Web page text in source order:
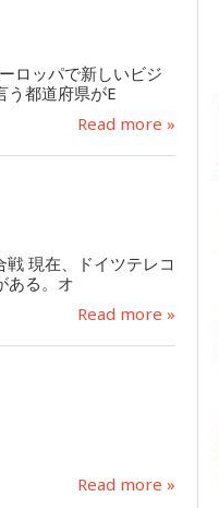
ロッパで新しいビジ
う都道府県がE
Read more »
現在、ドイツテレコ
ある。オ
Read more »
Read more »